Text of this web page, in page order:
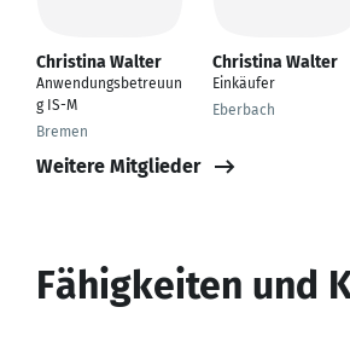
Christina Walter
Anwendungsbetreuun
g IS-M
Bremen
Christina Walter
Einkäufer
Eberbach
Weitere Mitglieder
Fähigkeiten und